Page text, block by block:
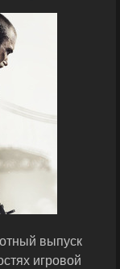
выпуск
игровой